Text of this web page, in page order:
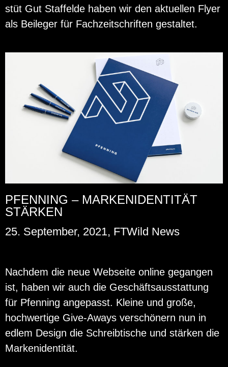
stüt Gut Staf­felde haben wir den ak­tu­el­len Flyer
als Bei­le­ger für Fach­zeit­schrif­ten ge­stal­tet.
PFENNING – MARKENIDENTITÄT
STÄRKEN
25. September, 2021, FTWild News
Nach­dem die neue Web­sei­te on­line ge­gan­gen
ist, haben wir auch die Ge­schäfts­aus­stat­tung
für Pfen­ning an­ge­passt. Klei­ne und große,
hoch­wer­ti­ge Gi­ve-Aways ver­schö­nern nun in
edlem De­sign die Schreib­ti­sche und stär­ken die
Mar­ken­iden­ti­tät.